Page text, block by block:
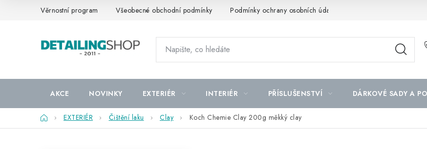
Věrnostní program Všeobecné obchodní podmínky Podmínky ochrany osobních údajů
AKCE NOVINKY EXTERIÉR INTERIÉR PŘÍSLUŠENSTVÍ DÁRKOVÉ SADY A
DomůEXTERIÉR Čištění laku Clay Koch Chemie Clay 200g měkký clay